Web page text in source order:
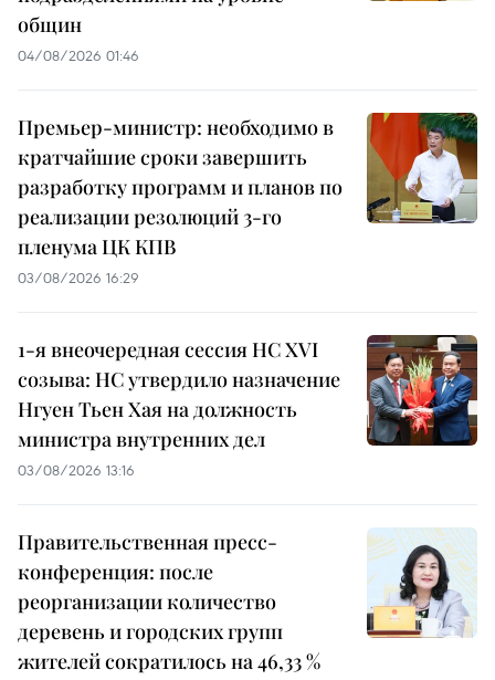
общин
04/08/2026 01:46
Премьер-министр: необходимо в
кратчайшие сроки завершить
разработку программ и планов по
реализации резолюций 3-го
пленума ЦК КПВ
03/08/2026 16:29
1-я внеочередная сессия НС XVI
созыва: НС утвердило назначение
Нгуен Тьен Хая на должность
министра внутренних дел
03/08/2026 13:16
Правительственная пресс-
конференция: после
реорганизации количество
деревень и городских групп
жителей сократилось на 46,33 %